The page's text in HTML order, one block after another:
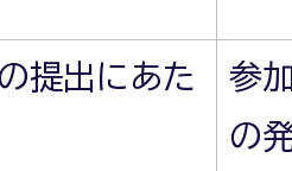
提出にあた
参
の